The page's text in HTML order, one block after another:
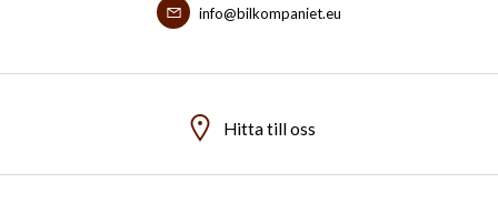
info@bilkompaniet.eu
Hitta till oss